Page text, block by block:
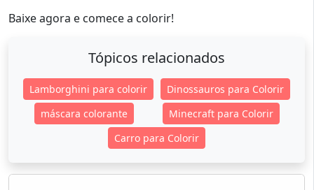
Baixe agora e comece a colorir!
Tópicos relacionados
Lamborghini para colorir
Dinossauros para Colorir
máscara colorante
Minecraft para Colorir
Carro para Colorir